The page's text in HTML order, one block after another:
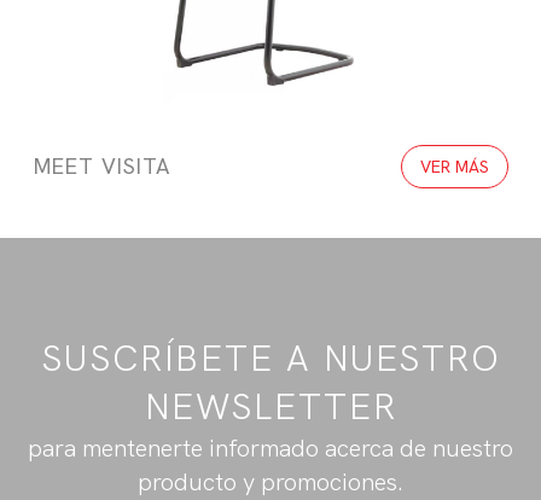
MEET VISITA VER MÁS
SUSCRÍBETE A NUESTRO
NEWSLETTER
para mentenerte informado acerca de nuestro
producto y promociones.